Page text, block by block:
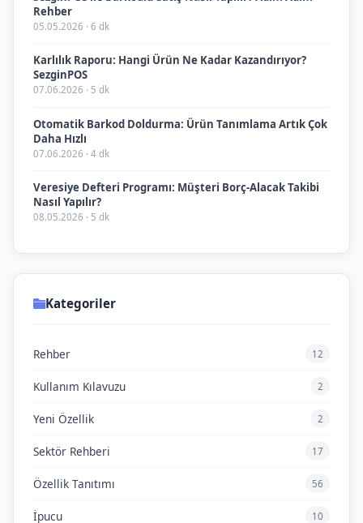
Rehber
05.05.2026 · 6 dk
Karlılık Raporu: Hangi Ürün Ne Kadar Kazandırıyor?
SezginPOS
07.06.2026 · 5 dk
Otomatik Barkod Doldurma: Ürün Tanımlama Artık Çok
Daha Hızlı
07.06.2026 · 4 dk
Veresiye Defteri Programı: Müşteri Borç-Alacak Takibi
Nasıl Yapılır?
08.05.2026 · 5 dk
Kategoriler
Rehber 12
Kullanım Kılavuzu 2
Yeni Özellik 2
Sektör Rehberi 17
Özellik Tanıtımı 56
İpucu 10